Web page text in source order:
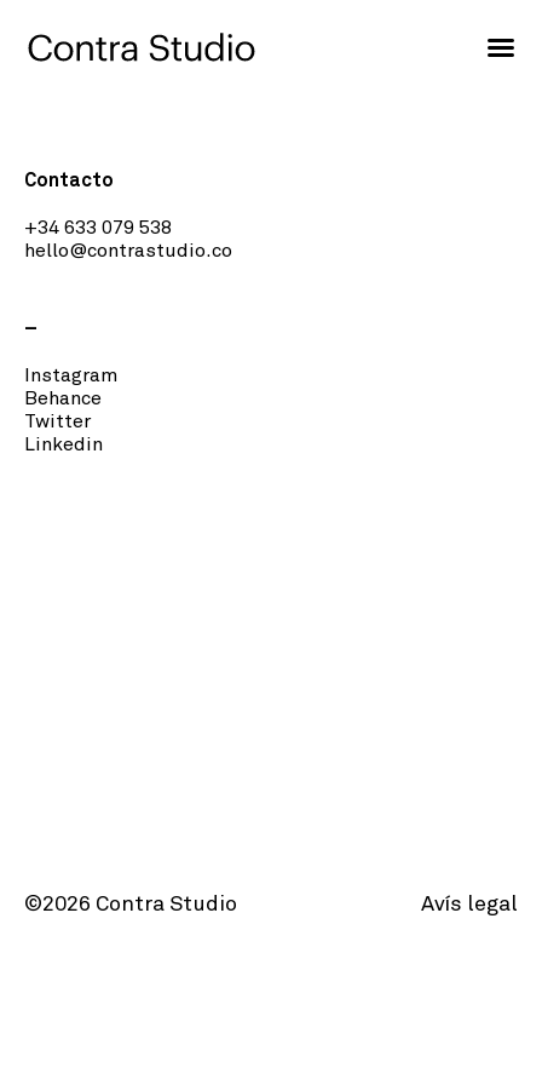
Contacto
+34 633 079 538
hello@contrastudio.co
–
Instagram
Behance
Twitter
Linkedin
©2026 Contra Studio Avís legal